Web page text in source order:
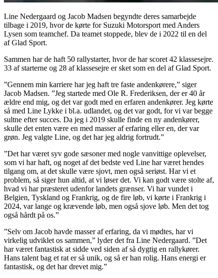
Line Nedergaard og Jacob Madsen begyndte deres samarbejde
tilbage i 2019, hvor de kørte for Suzuki Motorsport med Anders
Lysen som teamchef. Da teamet stoppede, blev de i 2022 til en del
af Glad Sport.
Sammen har de haft 50 rallystarter, hvor de har scoret 42 klassesejre.
33 af starterne og 28 af klassesejre er sket som en del af Glad Sport.
”Gennem min karriere har jeg haft tre faste andenkørere,” siger
Jacob Madsen. ”Jeg startede med Ole R. Frederiksen, der er 40 år
ældre end mig, og det var godt med en erfaren andenkører. Jeg kørte
så med Line Lykke i bl.a. udlandet, og det var godt, for vi var begge
sultne efter succes. Da jeg i 2019 skulle finde en ny andenkører,
skulle det enten være en med masser af erfaring eller en, der var
grøn. Jeg valgte Line, og det har jeg aldrig fortrudt.”
”Det har været syv gode sæsoner med nogle vanvittige oplevelser,
som vi har haft, og noget af det bedste ved Line har været hendes
tilgang om, at det skulle være sjovt, men også seriøst. Har vi et
problem, så siger hun altid, at vi løser det. Vi kan godt være stolte af,
hvad vi har præsteret udenfor landets grænser. Vi har vundet i
Belgien, Tyskland og Frankrig, og de fire løb, vi kørte i Frankrig i
2024, var lange og krævende løb, men også sjove løb. Men det tog
også hårdt på os.”
”Selv om Jacob havde masser af erfaring, da vi mødtes, har vi
virkelig udviklet os sammen,” lyder det fra Line Nedergaard. ”Det
har været fantastisk at sidde ved siden af så dygtig en rallykører.
Hans talent bag et rat er så unik, og så er han rolig. Hans energi er
fantastisk, og det har drevet mig.”